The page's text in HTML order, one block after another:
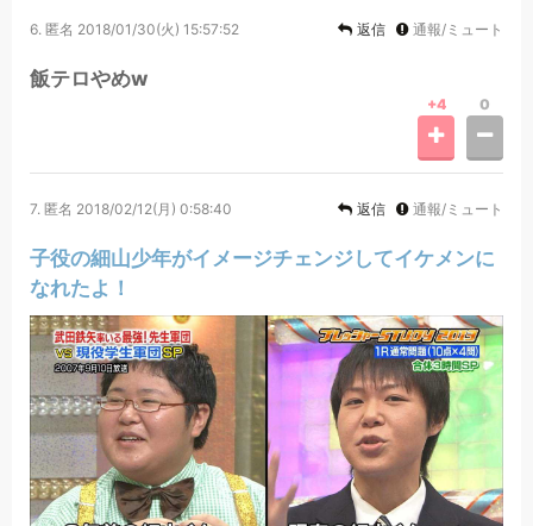
6. 匿名 2018/01/30(火) 15:57:52 返信 通報/ミュート
飯テロやめw
+4 0
7. 匿名 2018/02/12(月) 0:58:40 返信 通報/ミュート
子役の細山少年がイメージチェンジしてイケメンに
なれたよ！